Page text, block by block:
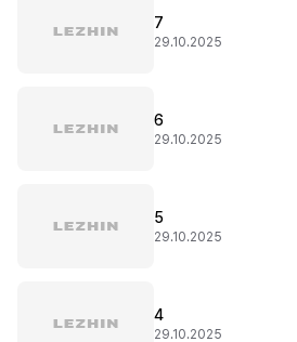
7
29.10.2025
6
29.10.2025
5
29.10.2025
4
29.10.2025